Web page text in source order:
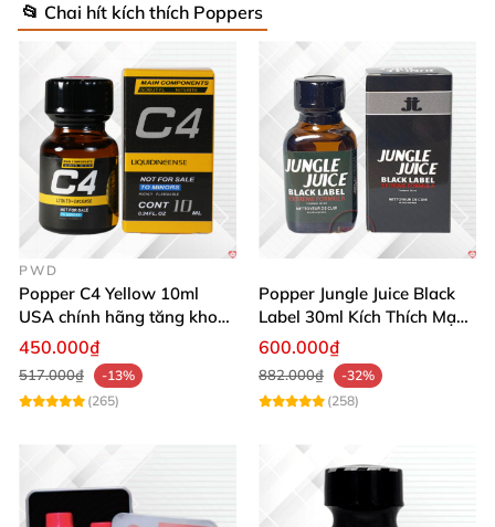
📂 Chai hít kích thích Poppers
PWD
Popper C4 Yellow 10ml
USA chính hãng tăng khoái
cảm mạnh
450.000₫
517.000₫
-13%
(265)
Popper Jungle Juice Black
Label 30ml Kích Thích Mạnh
Mẽ Hưng Phấn
600.000₫
882.000₫
-32%
(258)